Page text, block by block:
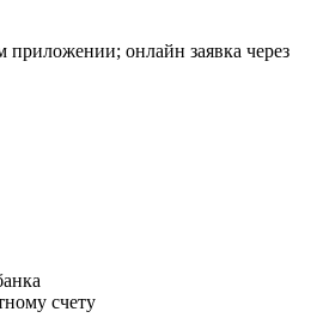
приложении; онлайн заявка через
счету